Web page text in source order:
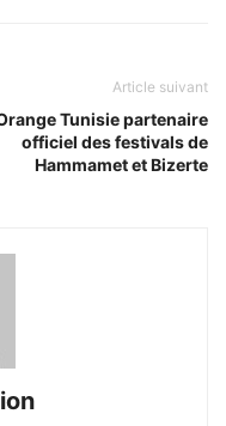
Article suivant
Tunisie partenaire
officiel des festivals de
Hammamet et Bizerte